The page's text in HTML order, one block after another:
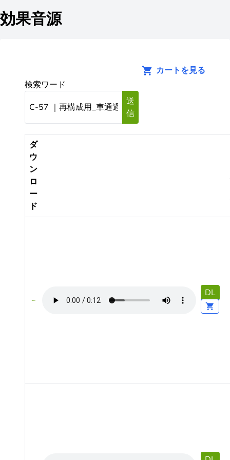
効果音源
カートを見る
検索ワード
送
信
ダ
ウ
ン
ロ
ー
ド
DL